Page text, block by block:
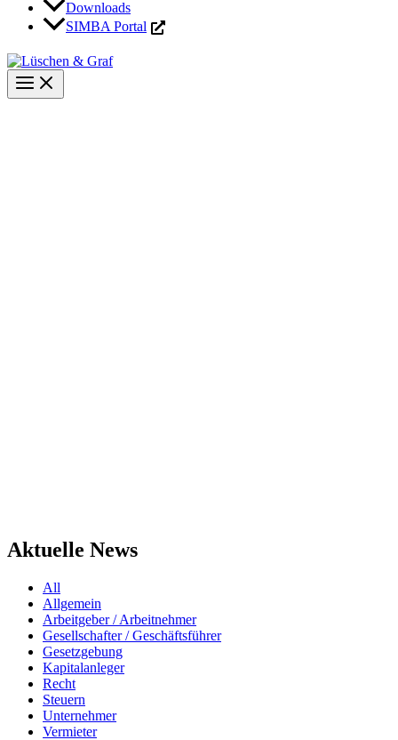
Downloads
SIMBA Portal
Aktuelle News
Filter
posts
category
All
Allgemein
Arbeitgeber / Arbeitnehmer
Gesellschafter / Geschäftsführer
Gesetzgebung
Kapitalanleger
Recht
Steuern
Unternehmer
Vermieter